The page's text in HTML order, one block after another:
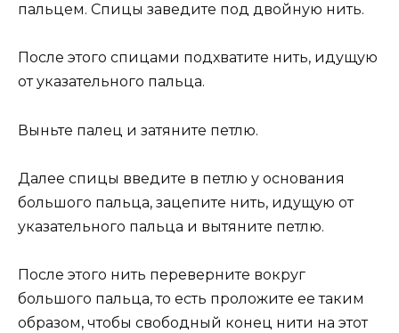
пальцем. Спицы заведите под двойную нить.
После этого спицами подхватите нить, идущую
от указательного пальца.
Выньте палец и затяните петлю.
Далее спицы введите в петлю у основания
большого пальца, зацепите нить, идущую от
указательного пальца и вытяните петлю.
После этого нить переверните вокруг
большого пальца, то есть проложите ее таким
образом, чтобы свободный конец нити на этот